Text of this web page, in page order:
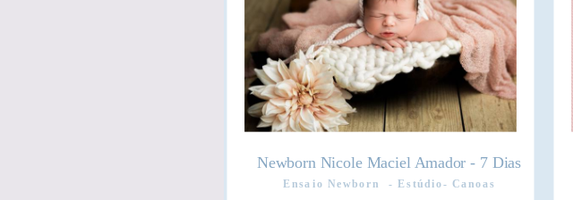
Newborn Nicole Maciel Amador - 7 Dias
Ensaio Newborn Estúdio- Canoas